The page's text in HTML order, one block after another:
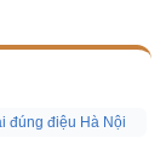
đúng điệu Hà Nội